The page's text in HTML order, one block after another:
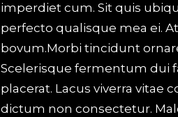
imperdiet cum. Sit quis
perfecto qualisque mea ei.
bovum.Morbi tincidunt
Scelerisque fermentum dui
placerat. Lacus viverra vitae
dictum non consectetur.